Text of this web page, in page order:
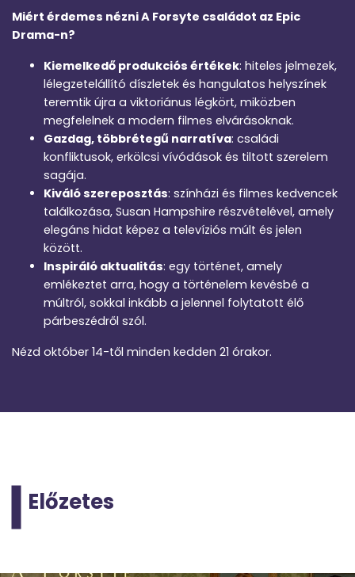
Miért érdemes nézni A Forsyte családot az Epic
Drama-n?
Kiemelkedő produkciós értékek: hiteles jelmezek,
lélegzetelállító díszletek és hangulatos helyszínek
teremtik újra a viktoriánus légkört, miközben
megfelelnek a modern filmes elvárásoknak.
Gazdag, többrétegű narratíva: családi
konfliktusok, erkölcsi vívódások és tiltott szerelem
sagája.
Kiváló szereposztás: színházi és filmes kedvencek
találkozása, Susan Hampshire részvételével, amely
elegáns hidat képez a televíziós múlt és jelen
között.
Inspiráló aktualitás: egy történet, amely
emlékeztet arra, hogy a történelem kevésbé a
múltról, sokkal inkább a jelennel folytatott élő
párbeszédről szól.
Nézd október 14-től minden kedden 21 órakor.
Előzetes